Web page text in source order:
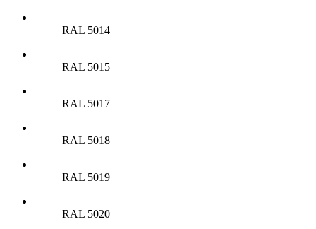
RAL 5014
RAL 5015
RAL 5017
RAL 5018
RAL 5019
RAL 5020